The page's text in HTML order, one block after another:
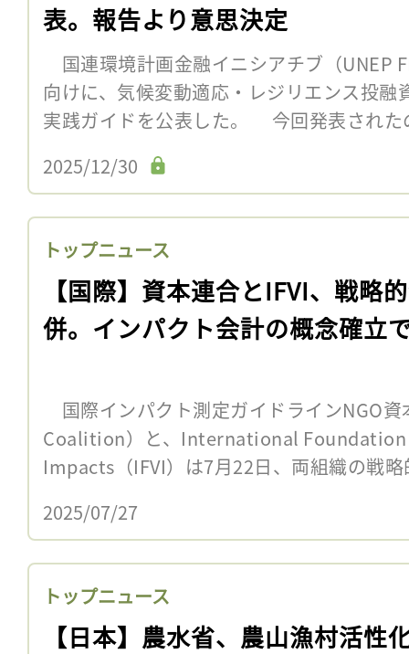
表。報告より意思決定
国連環境計画金融イニシアチブ（UNEP
向けに、気候変動適応・レジリエンス投
実践ガイドを公表した。 今回発表された
2025/12/30
トップニュース
【国際】資本連合とIFVI、戦略
併。インパクト会計の概念確立
国際インパクト測定ガイドラインNGO
Coalition）と、International
Impacts（IFVI）は7月22日、両組織の戦
2025/07/27
トップニュース
【日本】農水省、農山漁村活性